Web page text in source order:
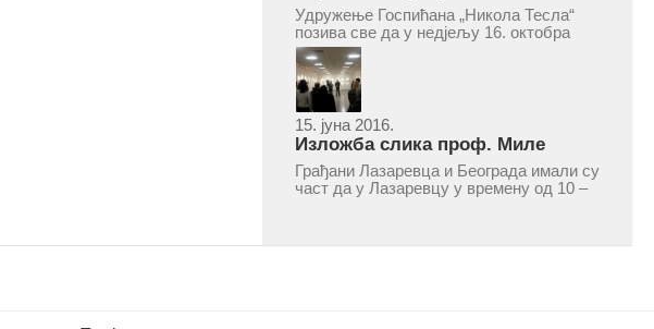
Удружење Госпићана „Никола Тесла“
позива све да у недјељу 16. октобра
2016, с почетком у 10.30 часова дођу
у цркву Светог оца Николаја у Борчи
(Улица Вука Караџића 1), гдје ће бити
служен парастос за...
15. јуна 2016.
Изложба слика проф. Миле
Рајшића у Лазаревцу
Грађани Лазаревца и Београда имали су
част да у Лазаревцу у времену од 10 –